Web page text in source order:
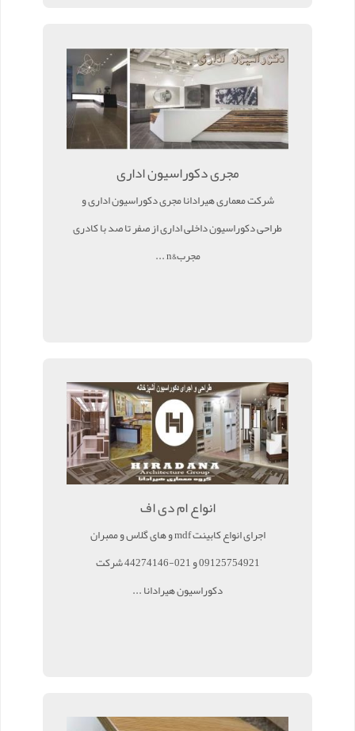
مجری دکوراسیون اداری
شرکت معماری هیرادانا مجری دکوراسیون اداری و
طراحی دکوراسیون داخلی اداری از صفر تا صد با کادری
مجرب&n ...
انواع ام دی اف
اجرای انواع کابینت mdf و های گلاس و ممبران
09125754921 و 021-44274146 شرکت
دکوراسیون هیرادانا ...